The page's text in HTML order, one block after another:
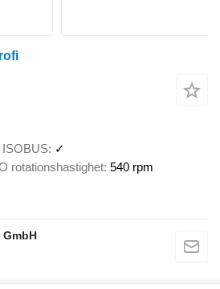
ISOBUS ✓
rotationshastighet 540 rpm